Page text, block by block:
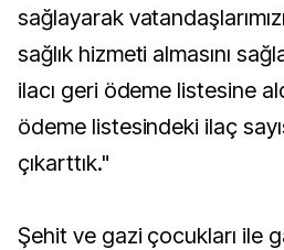
sağlayarak
sağlık hizmeti almasını
ilacı geri ödeme listesine
ödeme listesindeki ilaç
çıkarttık."
Şehit ve gazi çocukları ile